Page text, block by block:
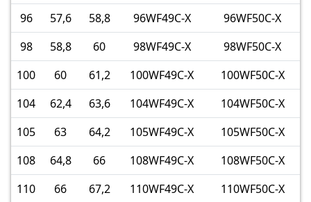
96
57,6 58,8 96WF49C-X
96WF50C-X
98
58,8 60 98WF49C-X
98WF50C-X
100
60 61,2 100WF49C-X
100WF50C-X
104
62,4 63,6 104WF49C-X
104WF50C-X
105
63 64,2 105WF49C-X
105WF50C-X
108
64,8 66 108WF49C-X
108WF50C-X
110
66 67,2 110WF49C-X
110WF50C-X